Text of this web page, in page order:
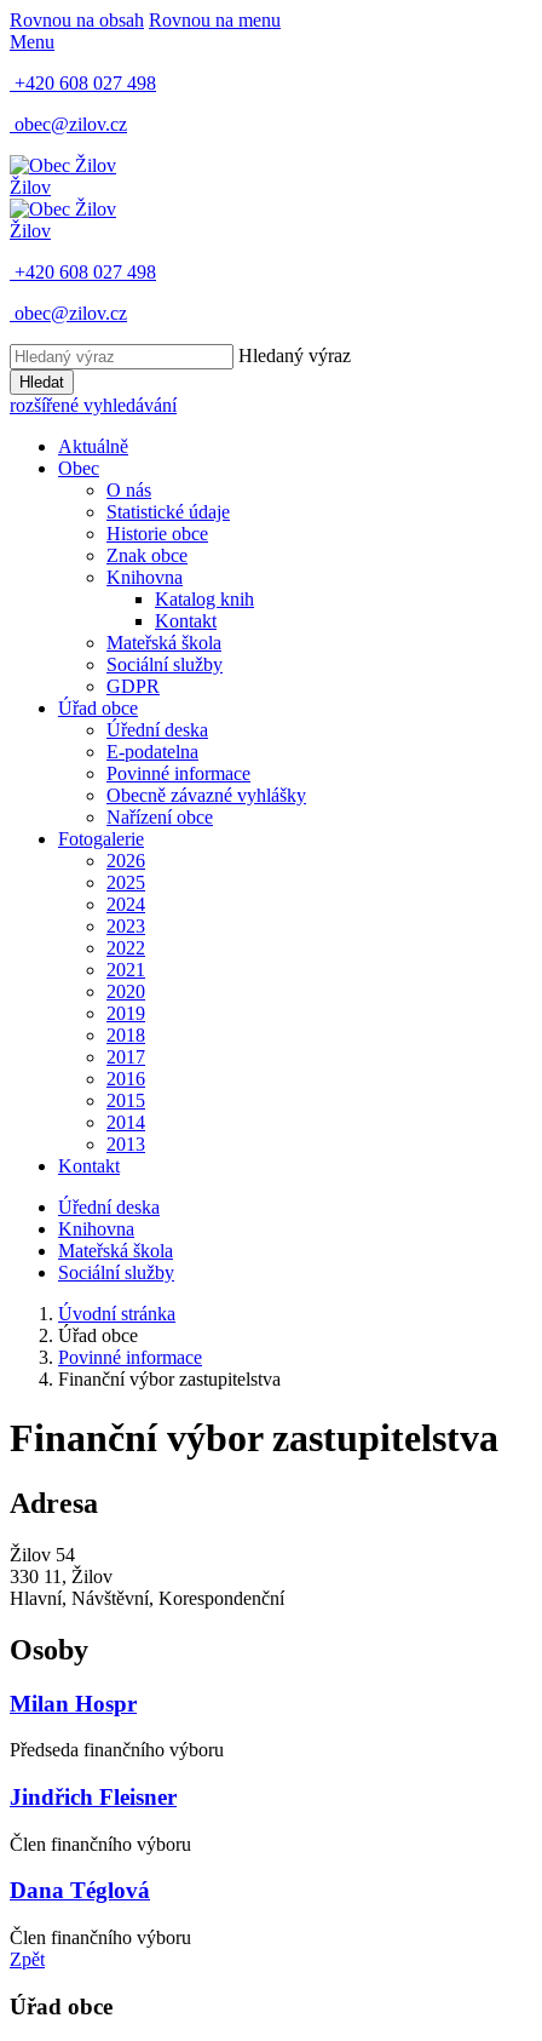
Rovnou na obsah Rovnou na menu
Menu
+420 608 027 498
obec@zilov.cz
Žilov
Žilov
+420 608 027 498
obec@zilov.cz
Hledaný výraz
Hledat
rozšířené vyhledávání
Aktuálně
Obec
O nás
Statistické údaje
Historie obce
Znak obce
Knihovna
Katalog knih
Kontakt
Mateřská škola
Sociální služby
GDPR
Úřad obce
Úřední deska
E-podatelna
Povinné informace
Obecně závazné vyhlášky
Nařízení obce
Fotogalerie
2026
2025
2024
2023
2022
2021
2020
2019
2018
2017
2016
2015
2014
2013
Kontakt
Úřední deska
Knihovna
Mateřská škola
Sociální služby
Úvodní stránka
Úřad obce
Povinné informace
Finanční výbor zastupitelstva
Finanční výbor zastupitelstva
Adresa
Žilov 54
330 11, Žilov
Hlavní, Návštěvní, Korespondenční
Osoby
Milan Hospr
Předseda finančního výboru
Jindřich Fleisner
Člen finančního výboru
Dana Téglová
Člen finančního výboru
Zpět
Úřad obce